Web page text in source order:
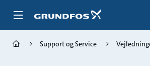
Support og Service